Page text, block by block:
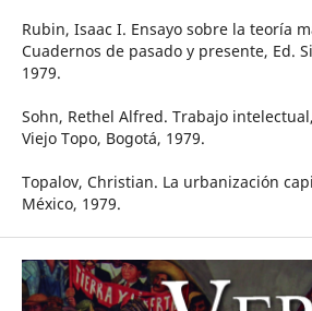
Rubin, Isaac I. Ensayo sobre la teoría
Cuadernos de pasado y presente, Ed.
1979.
Sohn, Rethel Alfred. Trabajo
Viejo Topo, Bogotá, 1979.
Topalov, Christian. La urbanización
México, 1979.